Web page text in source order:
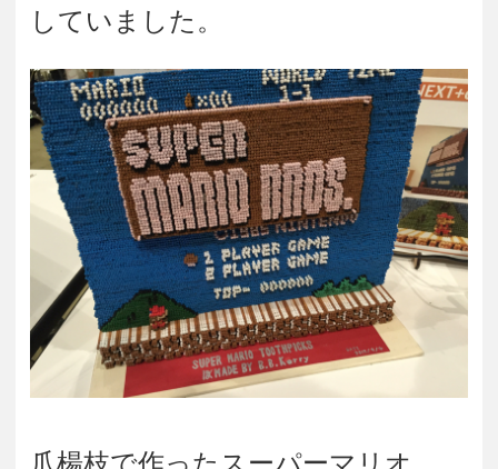
していました。
爪楊枝で作ったスーパーマリオ